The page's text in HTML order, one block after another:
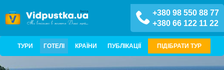
+380 98 550 88 77
+380 66 122 11 22
ТУРИ ГОТЕЛІ КРАЇНИ ПУБЛІКАЦІЇ ПІДІБРАТИ ТУР